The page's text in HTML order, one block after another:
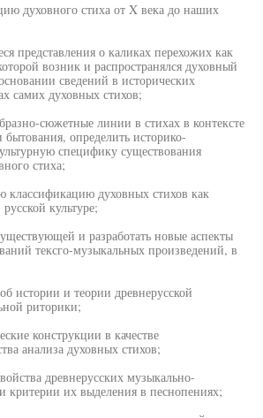
духовного стиха от X века до наших
представления о каликах перехожих как
возник и распространялся духовный
сведений в исторических
самих духовных стихов;
сюжетные линии в стихах в контексте
бытования, определить историко-
специфику существования
стиха;
классификацию духовных стихов как
культуре;
и разработать новые аспекты
тексго-музыкальных произведений, в
истории и теории древнерусской
риторики;
конструкции в качестве
анализа духовных стихов;
древнерусских музыкально-
критерии их выделения в песнопениях;